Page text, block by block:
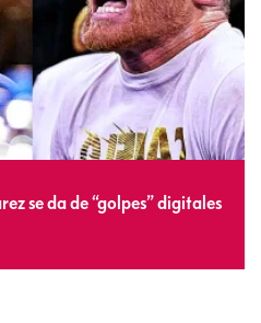
se da de “golpes” digitales